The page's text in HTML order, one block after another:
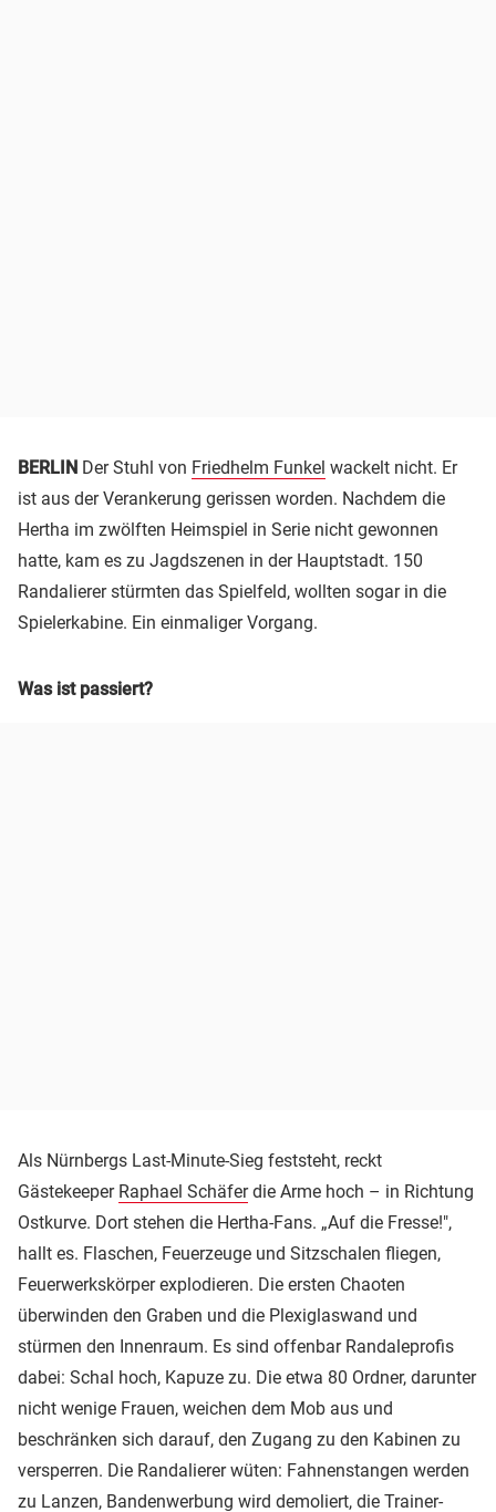
BERLIN Der Stuhl von Friedhelm Funkel wackelt nicht. Er
ist aus der Verankerung gerissen worden. Nachdem die
Hertha im zwölften Heimspiel in Serie nicht gewonnen
hatte, kam es zu Jagdszenen in der Hauptstadt. 150
Randalierer stürmten das Spielfeld, wollten sogar in die
Spielerkabine. Ein einmaliger Vorgang.
Was ist passiert?
Als Nürnbergs Last-Minute-Sieg feststeht, reckt
Gästekeeper Raphael Schäferdie Arme hoch – in Richtung
Ostkurve. Dort stehen die Hertha-Fans. „Auf die Fresse!",
hallt es. Flaschen, Feuerzeuge und Sitzschalen fliegen,
Feuerwerkskörper explodieren. Die ersten Chaoten
überwinden den Graben und die Plexiglaswand und
stürmen den Innenraum. Es sind offenbar Randaleprofis
dabei: Schal hoch, Kapuze zu. Die etwa 80 Ordner, darunter
nicht wenige Frauen, weichen dem Mob aus und
beschränken sich darauf, den Zugang zu den Kabinen zu
versperren. Die Randalierer wüten: Fahnenstangen werden
zu Lanzen, Bandenwerbung wird demoliert, die Trainer-